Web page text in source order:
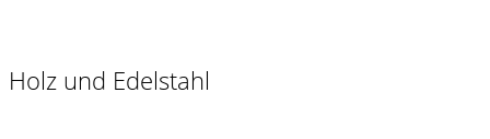
Holz und Edelstahl